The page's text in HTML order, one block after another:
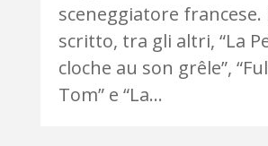
sceneggiatore francese.
scritto, tra gli altri, “La
cloche au son grêle”,
Tom” e “La...